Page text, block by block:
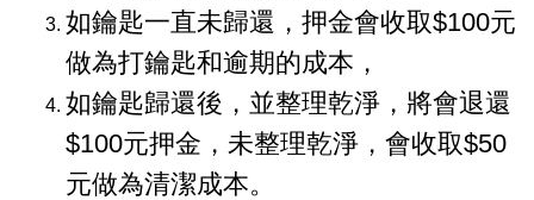
如鑰匙一直未歸還，押金會收取$100元
做為打鑰匙和逾期的成本，
如鑰匙歸還後，並整理乾淨，將會退還
$100元押金，未整理乾淨，會收取$50
元做為清潔成本。